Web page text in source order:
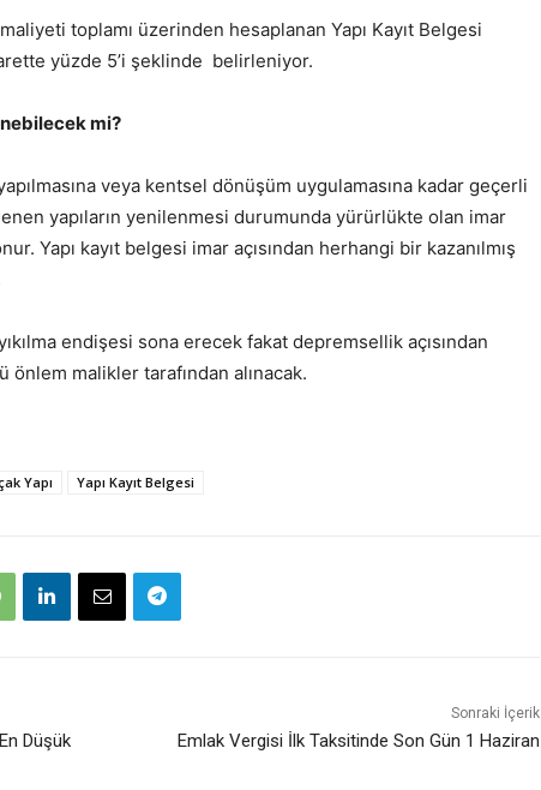
toplamı üzerinden hesaplanan Yapı Kayıt Belgesi
yüzde 5’i şeklinde belirleniyor.
mi?
veya kentsel dönüşüm uygulamasına kadar geçerli
yapıların yenilenmesi durumunda yürürlükte olan imar
Yapı kayıt belgesi imar açısından herhangi bir kazanılmış
endişesi sona erecek fakat depremsellik açısından
önlem malikler tarafından alınacak.
Yapı Yapı Kayıt Belgesi
Düşük
Sonraki İçerik
Emlak Vergisi İlk Taksitinde Son Gün 1 Haziran